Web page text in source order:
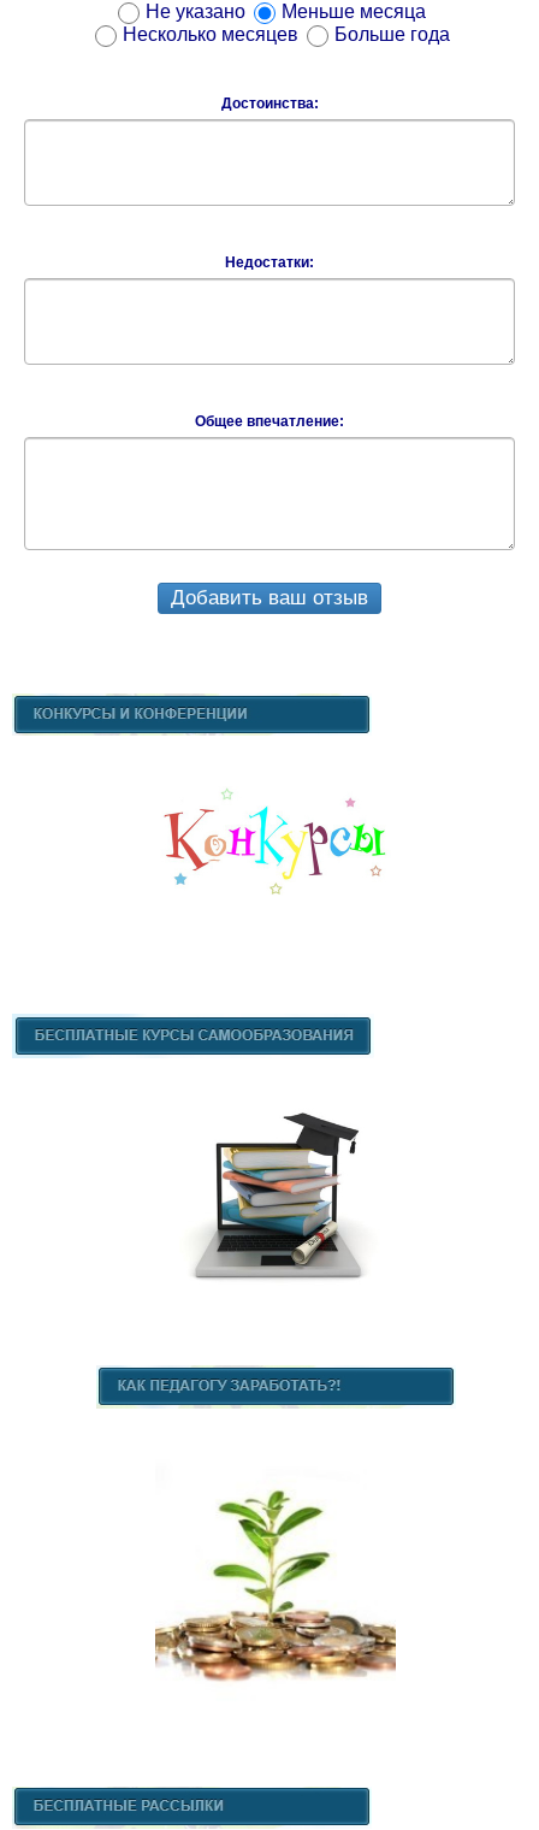
Не указано
Меньше месяца
Несколько месяцев
Больше года
Достоинства:
Недостатки:
Общее впечатление:
Добавить ваш отзыв